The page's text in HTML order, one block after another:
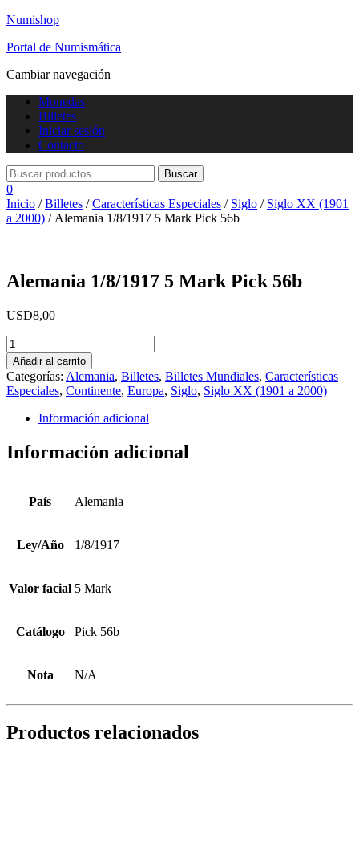
Numishop
Portal de Numismática
Cambiar navegación
Monedas
Billetes
Iniciar sesión
Contacto
0
Inicio /Billetes /Características Especiales / Siglo / Siglo XX (1901
a 2000) / Alemania 1/8/1917 5 Mark Pick 56b
Alemania 1/8/1917 5 Mark Pick 56b
USD8,00
Alemania
1/8/1917
5
Mark
Pick
cantidad
Añadir al carrito
Categorías: Alemania, Billetes, Billetes Mundiales, Características
Especiales, Continente, Europa, Siglo, Siglo XX (1901 a 2000)
Información adicional
Información adicional
País Alemania
Ley/Año 1/8/1917
Valor facial 5 Mark
Catálogo Pick 56b
Nota N/A
Productos relacionados